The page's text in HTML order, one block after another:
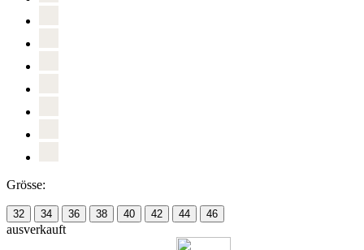
Grösse:
32 34 36 38 40 42 44 46
ausverkauft